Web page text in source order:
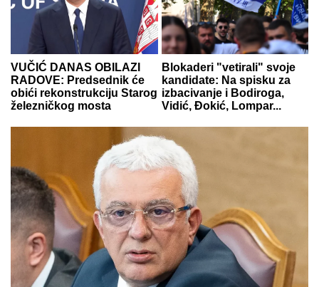
VUČIĆ DANAS OBILAZI
RADOVE: Predsednik će
obići rekonstrukciju Starog
železničkog mosta
Blokaderi "vetirali" svoje
kandidate: Na spisku za
izbacivanje i Bodiroga,
Vidić, Đokić, Lompar...